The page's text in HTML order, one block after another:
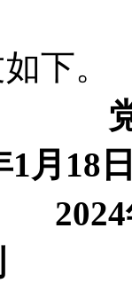
下。
1月18